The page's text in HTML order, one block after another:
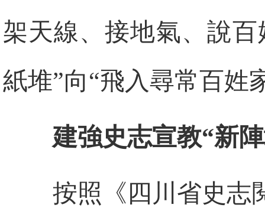
架天線、接地氣、說
紙堆”向“飛入尋常百姓
建強史志宣教“新
按照《四川省史志